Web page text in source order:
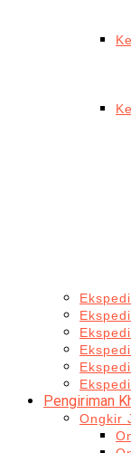
Pengiriman
Ongkir